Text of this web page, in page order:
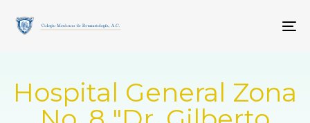
links
primary
content
Hospital General Zona